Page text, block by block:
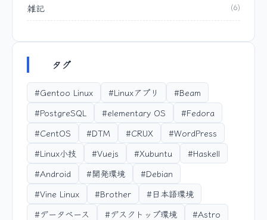
雑記 (6)
タグ
#Gentoo Linux #Linuxアプリ
#Beam
#PostgreSQL
#elementary OS
#Fedora
#CentOS
#DTM #CRUX
#WordPress
#Linux小技
#Vuejs #Xubuntu
#Haskell
#Android
#開発環境
#Debian
#Vine Linux
#Brother
#日本語環境
#データベース
#デスクトップ環境 #Astro